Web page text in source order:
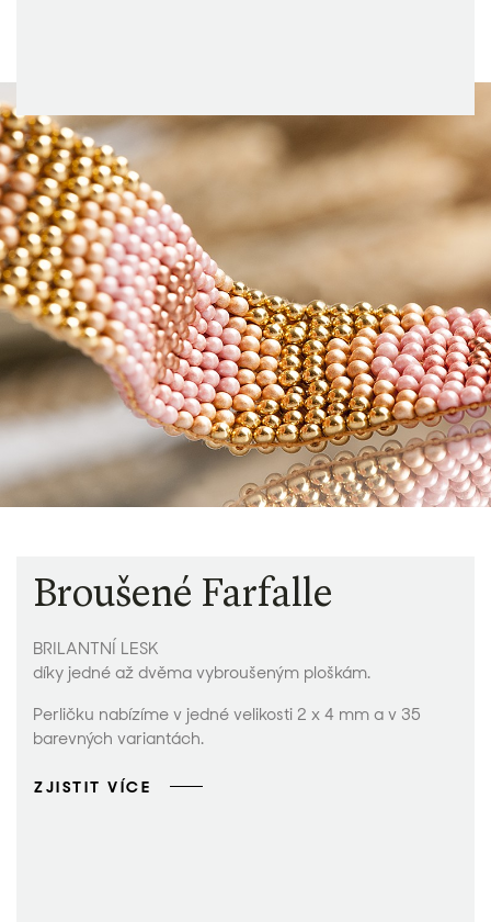
Broušené Farfalle
BRILANTNÍ LESK
díky jedné až dvěma vybroušeným ploškám.
Perličku nabízíme v jedné velikosti 2 x 4 mm a v 35
barevných variantách.
ZJISTIT VÍCE